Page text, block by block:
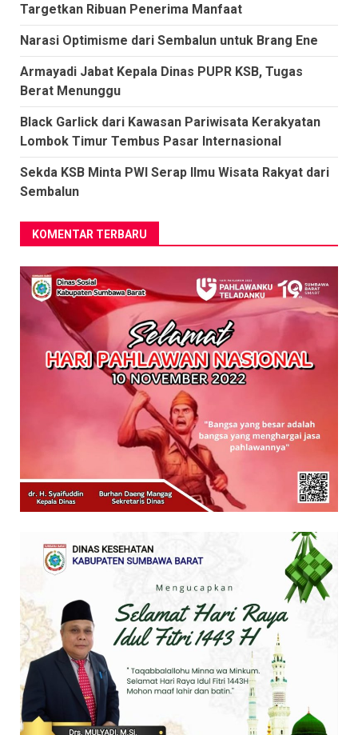
Targetkan Ribuan Penerima Manfaat
Narasi Optimisme dari Sembalun untuk Brang Ene
Armayadi Jabat Kepala Dinas PUPR KSB, Tugas
Berat Menunggu
Black Garlick dari Kawasan Pariwisata Kerakyatan
Lombok Timur Tembus Pasar Internasional
Sekda KSB Minta PWI Serap Ilmu Wisata Rakyat dari
Sembalun
KOMENTAR TERBARU